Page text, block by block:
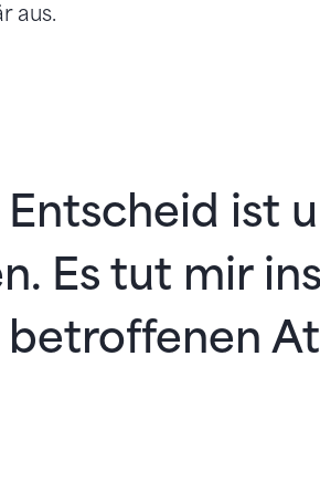
aus.
Entscheid ist
Es tut mir